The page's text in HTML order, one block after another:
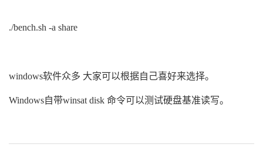
./bench.sh -a share
windows软件众多 大家可以根据自己喜好来选择。
Windows自带winsat disk 命令可以测试硬盘基准读写。